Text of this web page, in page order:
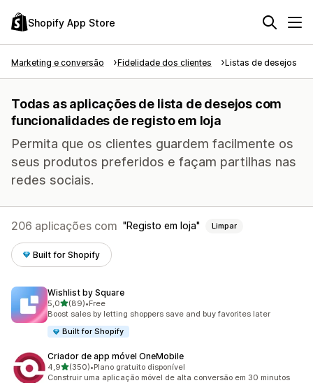
Shopify App Store
Marketing e conversão Fidelidade dos clientes Listas de desejos
Todas as aplicações de lista de desejos com
funcionalidades de registo em loja
Permita que os clientes guardem facilmente os
seus produtos preferidos e façam partilhas nas
redes sociais.
206 aplicações com Registo em loja Limpar
Built for Shopify
Wishlist by Square
5,0de 5 estrelas
(89)
89 total de avaliações
•Free
Boost sales by letting shoppers save and buy favorites later
Built for Shopify
Criador de app móvel OneMobile
4,9de 5 estrelas
(350)
350 total de avaliações
•Plano gratuito disponível
Construir uma aplicação móvel de alta conversão em 30 minutos